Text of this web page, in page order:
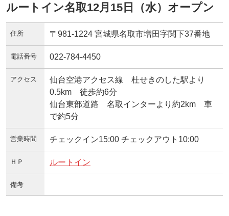
ルートイン名取12月15日（水）オープン
住所 〒981-1224 宮城県名取市増田字関下37番地
電話番号 022-784-4450
アクセス
仙台空港アクセス線 杜せきのした駅より
0.5km 徒歩約6分
仙台東部道路 名取インターより約2km 車
で約5分
営業時間 チェックイン15:00 チェックアウト10:00
ＨＰ ルートイン
備考